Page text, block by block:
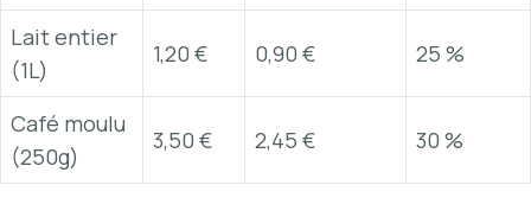
Lait entier
(1L)
1,20 € 0,90 € 25 %
Café moulu
(250g)
3,50 € 2,45 € 30 %